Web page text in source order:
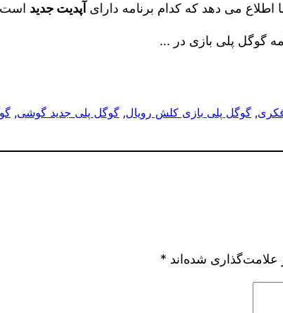
اطلاع می‌ دهد که کدام برنامه دارای آپدیت جدید
, گوگل پلی بازی کلش رویال, گوگل پلی جدید گوشی,
علامت‌گذاری شده‌اند *